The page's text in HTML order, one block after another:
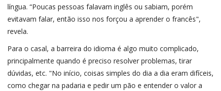
língua. “Poucas pessoas falavam inglês ou sabiam, porém
evitavam falar, então isso nos forçou a aprender o francês",
revela.
Para o casal, a barreira do idioma é algo muito complicado,
principalmente quando é preciso resolver problemas, tirar
dúvidas, etc. "No início, coisas simples do dia a dia eram difíceis,
como chegar na padaria e pedir um pão e entender o valor a